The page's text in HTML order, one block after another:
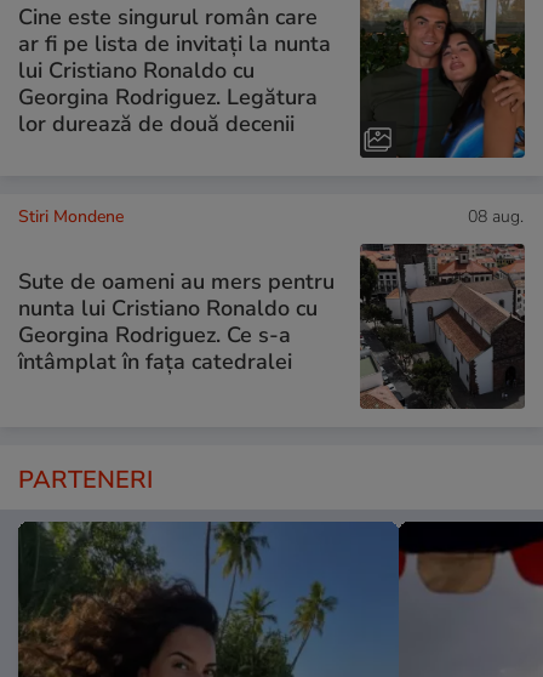
Cine este singurul român care
ar fi pe lista de invitați la nunta
lui Cristiano Ronaldo cu
Georgina Rodriguez. Legătura
lor durează de două decenii
Stiri Mondene 08 aug.
Sute de oameni au mers pentru
nunta lui Cristiano Ronaldo cu
Georgina Rodriguez. Ce s-a
întâmplat în fața catedralei
PARTENERI